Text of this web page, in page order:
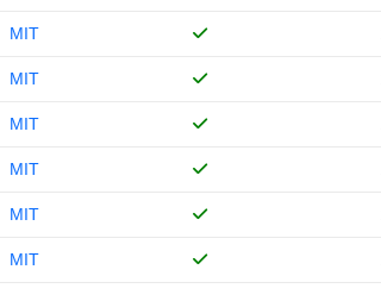
MIT
MIT
MIT
MIT
MIT
MIT